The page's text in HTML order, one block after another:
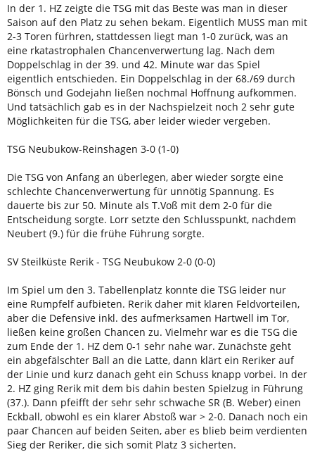
In der 1. HZ zeigte die TSG mit das Beste was man in dieser
Saison auf den Platz zu sehen bekam. Eigentlich MUSS man mit
2-3 Toren fürhren, stattdessen liegt man 1-0 zurück, was an
eine rkatastrophalen Chancenverwertung lag. Nach dem
Doppelschlag in der 39. und 42. Minute war das Spiel
eigentlich entschieden. Ein Doppelschlag in der 68./69 durch
Bönsch und Godejahn ließen nochmal Hoffnung aufkommen.
Und tatsächlich gab es in der Nachspielzeit noch 2 sehr gute
Möglichkeiten für die TSG, aber leider wieder vergeben.
TSG Neubukow-Reinshagen 3-0 (1-0)
Die TSG von Anfang an überlegen, aber wieder sorgte eine
schlechte Chancenverwertung für unnötig Spannung. Es
dauerte bis zur 50. Minute als T.Voß mit dem 2-0 für die
Entscheidung sorgte. Lorr setzte den Schlusspunkt, nachdem
Neubert (9.) für die frühe Führung sorgte.
SV Steilküste Rerik - TSG Neubukow 2-0 (0-0)
Im Spiel um den 3. Tabellenplatz konnte die TSG leider nur
eine Rumpfelf aufbieten. Rerik daher mit klaren Feldvorteilen,
aber die Defensive inkl. des aufmerksamen Hartwell im Tor,
ließen keine großen Chancen zu. Vielmehr war es die TSG die
zum Ende der 1. HZ dem 0-1 sehr nahe war. Zunächste geht
ein abgefälschter Ball an die Latte, dann klärt ein Reriker auf
der Linie und kurz danach geht ein Schuss knapp vorbei. In der
2. HZ ging Rerik mit dem bis dahin besten Spielzug in Führung
(37.). Dann pfeifft der sehr sehr schwache SR (B. Weber) einen
Eckball, obwohl es ein klarer Abstoß war > 2-0. Danach noch ein
paar Chancen auf beiden Seiten, aber es blieb beim verdienten
Sieg der Reriker, die sich somit Platz 3 sicherten.